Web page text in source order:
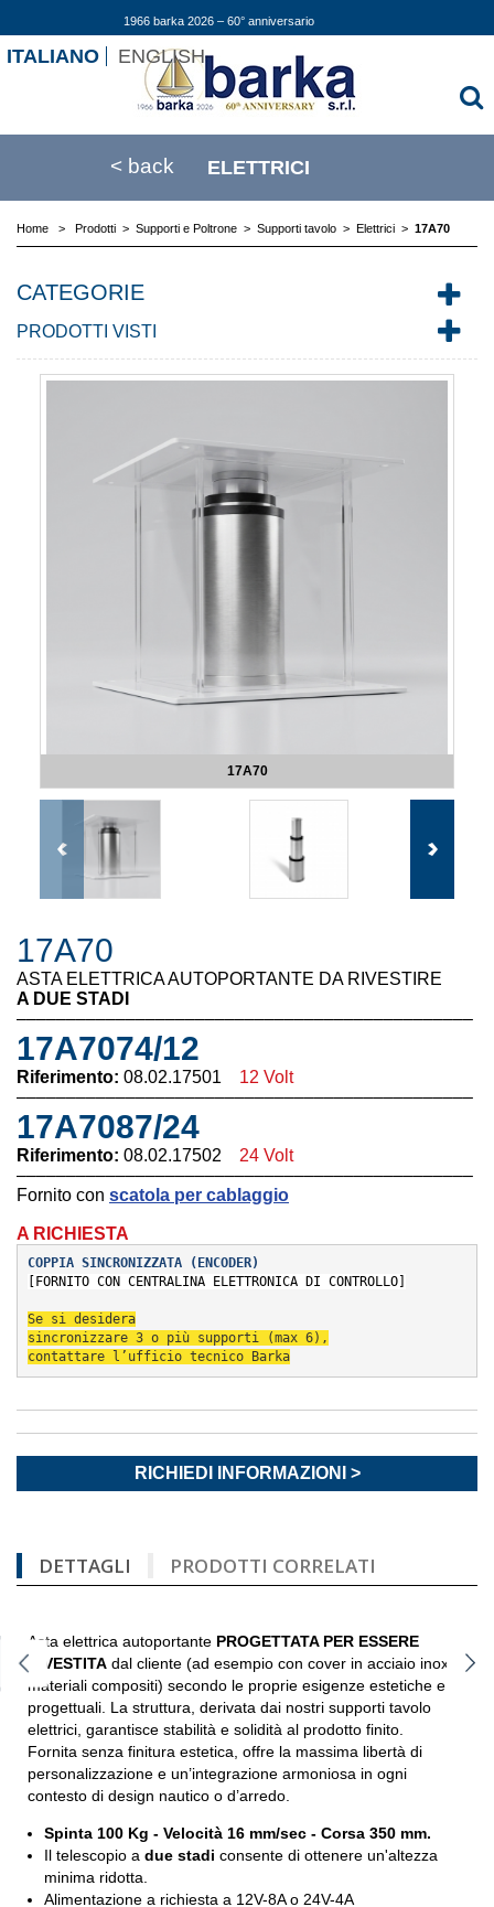
1966 barka 2026 – 60° anniversario
ITALIANO ENGLISH
< back ELETTRICI
Home > Prodotti > Supporti e Poltrone > Supporti tavolo > Elettrici > 17A70
CATEGORIE
PRODOTTI VISTI
17A70
17A70
ASTA ELETTRICA AUTOPORTANTE DA RIVESTIRE
A DUE STADI
––––––––––––––––––––––––––––––––––––––––––––––
17A7074/12
Riferimento: 08.02.17501
12 Volt
––––––––––––––––––––––––––––––––––––––––––––––
17A7087/24
Riferimento: 08.02.17502
24 Volt
––––––––––––––––––––––––––––––––––––––––––––––
Fornito con scatola per cablaggio
A RICHIESTA
COPPIA SINCRONIZZATA (ENCODER)
[FORNITO CON CENTRALINA ELETTRONICA DI CONTROLLO]
Se si desidera
sincronizzare 3 o più supporti (max 6),
contattare l’ufficio tecnico Barka
RICHIEDI INFORMAZIONI >
DETTAGLI PRODOTTI CORRELATI
Asta elettrica autoportante PROGETTATA PER ESSERE
RIVESTITA dal cliente (ad esempio con cover in acciaio inox o
materiali compositi) secondo le proprie esigenze estetiche e
progettuali. La struttura, derivata dai nostri supporti tavolo
elettrici, garantisce stabilità e solidità al prodotto finito.
Fornita senza finitura estetica, offre la massima libertà di
personalizzazione e un’integrazione armoniosa in ogni
contesto di design nautico o d’arredo.
Spinta 100 Kg - Velocità 16 mm/sec - Corsa 350 mm.
Il telescopio a due stadi consente di ottenere un'altezza
minima ridotta.
Alimentazione a richiesta a 12V-8A o 24V-4A